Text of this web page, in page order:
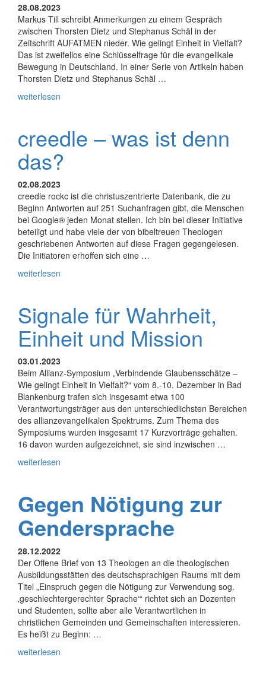
28.08.2023
Markus Till schreibt Anmerkungen zu einem Gespräch
zwischen Thorsten Dietz und Stephanus Schäl in der
Zeitschrift AUFATMEN nieder. Wie gelingt Einheit in Vielfalt?
Das ist zweifellos eine Schlüsselfrage für die evangelikale
Bewegung in Deutschland. In einer Serie von Artikeln haben
Thorsten Dietz und Stephanus Schäl …
weiterlesen
creedle – was ist denn
das?
02.08.2023
creedle rockc ist die christuszentrierte Datenbank, die zu
Beginn Antworten auf 251 Suchanfragen gibt, die Menschen
bei Google® jeden Monat stellen. Ich bin bei dieser Initiative
beteiligt und habe viele der von bibeltreuen Theologen
geschriebenen Antworten auf diese Fragen gegengelesen.
Die Initiatoren erhoffen sich eine …
weiterlesen
Signale für Wahrheit,
Einheit und Mission
03.01.2023
Beim Allianz-Symposium „Verbindende Glaubensschätze –
Wie gelingt Einheit in Vielfalt?“ vom 8.-10. Dezember in Bad
Blankenburg trafen sich insgesamt etwa 100
Verantwortungsträger aus den unterschiedlichsten Bereichen
des allianzevangelikalen Spektrums. Zum Thema des
Symposiums wurden insgesamt 17 Kurzvorträge gehalten.
16 davon wurden aufgezeichnet, sie sind inzwischen …
weiterlesen
Gegen Nötigung zur
Gendersprache
28.12.2022
Der Offene Brief von 13 Theologen an die theologischen
Ausbildungsstätten des deutschsprachigen Raums mit dem
Titel „Einspruch gegen die Nötigung zur Verwendung sog.
‚geschlechtergerechter Sprache‘“ richtet sich an Dozenten
und Studenten, sollte aber alle Verantwortlichen in
christlichen Gemeinden und Gemeinschaften interessieren.
Es heißt zu Beginn: …
weiterlesen